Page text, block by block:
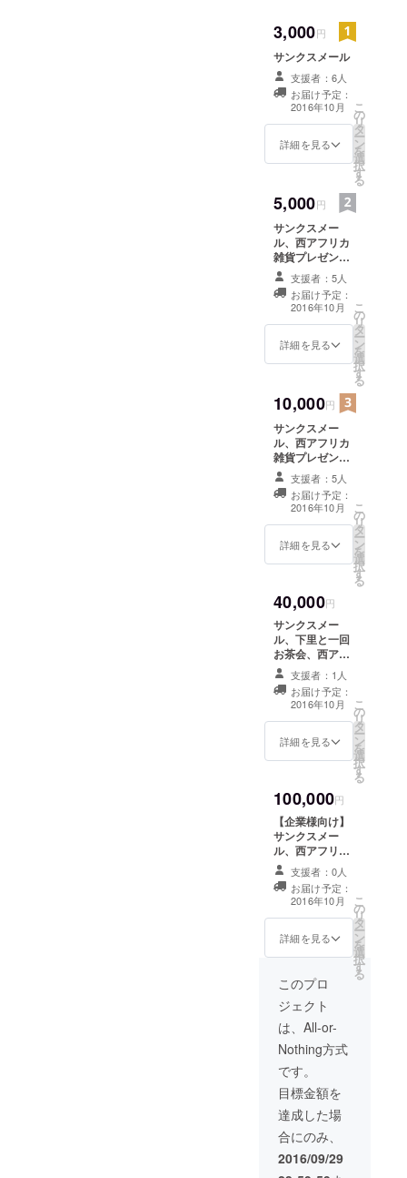
3,000円
サンクスメール
支援者：6人
お届け予定：
2016年10月
詳細を見る
こ
の
リ
タ
ー
ン
を
選
択
す
る
5,000円
サンクスメー
ル、西アフリカ
雑貨プレゼント
（腕輪orピア
ス）支援者：5人
お届け予定：
2016年10月
詳細を見る
こ
の
リ
タ
ー
ン
を
選
択
す
る
10,000円
サンクスメー
ル、西アフリカ
雑貨プレゼント
(腕輪orピア
ス）、現地事務
所にお名前掲載
支援者：5人
お届け予定：
2016年10月
詳細を見る
こ
の
リ
タ
ー
ン
を
選
択
す
る
40,000円
サンクスメー
ル、下里と一回
お茶会、西アフ
リカ雑貨プレゼ
ント大（ネック
レス）、現地事
務所にお名前掲
載、出資者とし
て融資を開始し
プロジェクト報
告書を後日郵送
支援者：1人
お届け予定：
2016年10月
詳細を見る
こ
の
リ
タ
ー
ン
を
選
択
す
る
100,000円
【企業様向け】
サンクスメー
ル、西アフリカ
雑貨プレゼント
大、現地事務所
にお名前掲載、
出資者として融
資を開始した現
地の若者からの
Alazi Dream
ベントチラシに
ロゴor会社ロゴ
掲載、融資プロ
ジェクト報告書
を後日郵送
支援者：0人
お届け予定：
2016年10月
詳細を見る
こ
の
リ
タ
ー
ン
を
選
択
す
る
このプロ
ジェクト
は、All-or-
Nothing方式
です。
目標金額を
達成した場
合にのみ、
2016/09/29